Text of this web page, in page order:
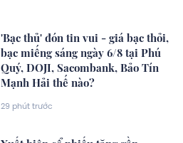
'Bạc thủ' đón tin vui - giá bạc thỏi,
bạc miếng sáng ngày 6/8 tại Phú
Quý, DOJI, Sacombank, Bảo Tín
Mạnh Hải thế nào?
29 phút trước